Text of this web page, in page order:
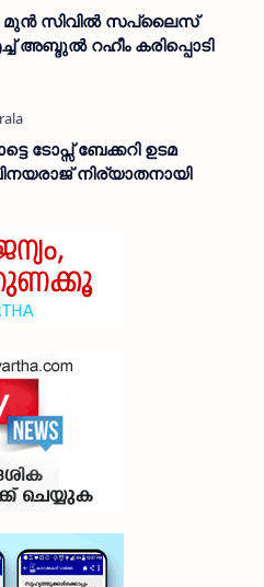
മുൻ സിവില്‍ സപ്ലൈസ്
അബ്ദുൽ റഹീം കരിപ്പൊടി
ടോപ്സ് ബേക്കറി ഉടമ
നിര്യാതനായി